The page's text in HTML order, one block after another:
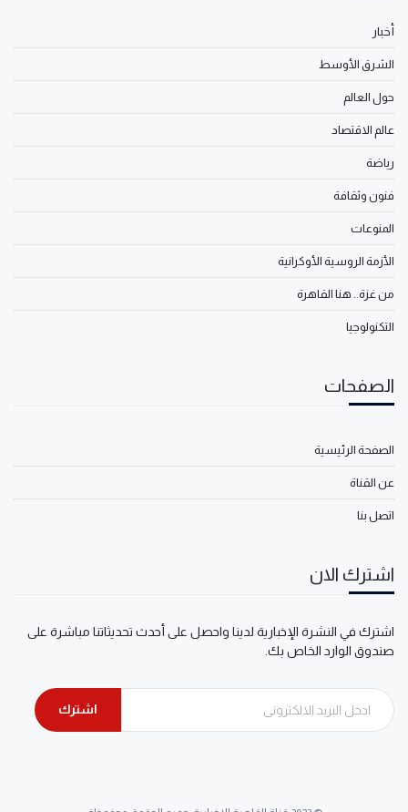
أخبار
الشرق الأوسط
حول العالم
عالم الاقتصاد
رياضة
فنون وثقافة
المنوعات
الأزمة الروسية الأوكرانية
من غزة.. هنا القاهرة
التكنولوجيا
الصفحات
الصفحة الرئيسية
عن القناة
اتصل بنا
اشترك الان
اشترك في النشرة الإخبارية لدينا واحصل على أحدث تحديثاتنا مباشرة على
صندوق الوارد الخاص بك.
اشترك